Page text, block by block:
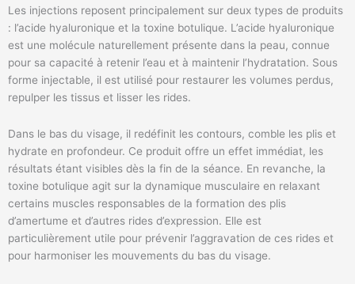
Les injections reposent principalement sur deux types de produits
: l’acide hyaluronique et la toxine botulique. L’acide hyaluronique
est une molécule naturellement présente dans la peau, connue
pour sa capacité à retenir l’eau et à maintenir l’hydratation. Sous
forme injectable, il est utilisé pour restaurer les volumes perdus,
repulper les tissus et lisser les rides.
Dans le bas du visage, il redéfinit les contours, comble les plis et
hydrate en profondeur. Ce produit offre un effet immédiat, les
résultats étant visibles dès la fin de la séance. En revanche, la
toxine botulique agit sur la dynamique musculaire en relaxant
certains muscles responsables de la formation des plis
d’amertume et d’autres rides d’expression. Elle est
particulièrement utile pour prévenir l’aggravation de ces rides et
pour harmoniser les mouvements du bas du visage.